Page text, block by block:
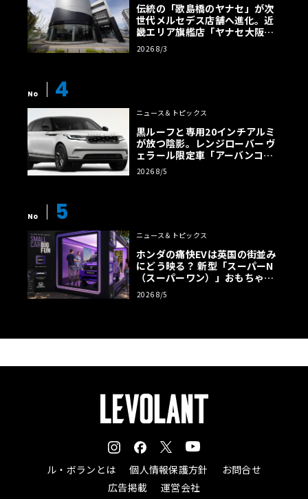
伝統の「歌島橋のヤナセ」が次
世代メルセデス店舗へ進化。近
畿エリア旗艦店「ヤナセ大阪支
店」がリニューアル
2026 8/3
No 4
ニュース＆トピックス
黒ルーフと専用20インチアルミ
が放つ陰影。レンジローバー ヴ
ェラール限定車「アーバンコン
トラスト・エディション」登場
2026 8/5
No 5
ニュース＆トピックス
ホンダの痛快EVは英国の街並み
にどう映る？ 新型「スーパーN
（スーパーワン）」おもちゃ箱
ツアーの全貌
2026 8/5
ル・ボランとは 個人情報保護方針
お問合せ
広告掲載
運営会社